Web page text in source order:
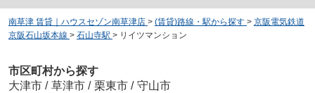
南草津 賃貸｜ハウスセゾン南草津店 > (賃貸)路線・駅から探す > 京阪電気鉄道
京阪石山坂本線 > 石山寺駅 > リイツマンション
市区町村から探す
大津市 / 草津市 / 栗東市 / 守山市